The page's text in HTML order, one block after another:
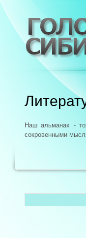
Наш альманах -
сокровенными